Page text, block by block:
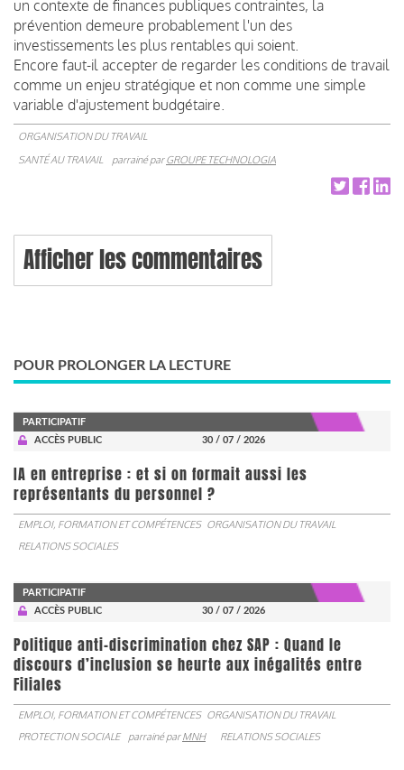
un contexte de finances publiques contraintes, la
prévention demeure probablement l'un des
investissements les plus rentables qui soient.
Encore faut-il accepter de regarder les conditions de travail
comme un enjeu stratégique et non comme une simple
variable d'ajustement budgétaire.
ORGANISATION DU TRAVAIL
SANTÉ AU TRAVAIL
parrainé parGROUPE TECHNOLOGIA
Afficher les commentaires
POUR PROLONGER LA LECTURE
PARTICIPATIF
ACCÈS PUBLIC
30 / 07 / 2026
IA en entreprise : et si on formait aussi les
représentants du personnel ?
EMPLOI, FORMATION ET COMPÉTENCES ORGANISATION DU TRAVAIL
RELATIONS SOCIALES
PARTICIPATIF
ACCÈS PUBLIC
30 / 07 / 2026
Politique anti-discrimination chez SAP : Quand le
discours d’inclusion se heurte aux inégalités entre
Filiales
EMPLOI, FORMATION ET COMPÉTENCES ORGANISATION DU TRAVAIL
PROTECTION SOCIALE
parrainé parMNH RELATIONS SOCIALES